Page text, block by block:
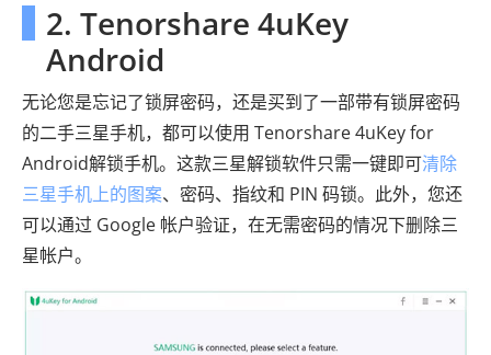
2. Tenorshare 4uKey
Android
无论您是忘记了锁屏密码，还是买到了一部带有锁屏密码
的二手三星手机，都可以使用 Tenorshare 4uKey for
Android解锁手机。这款三星解锁软件只需一键即可清除
三星手机上的图案、密码、指纹和 PIN 码锁。此外，您还
可以通过 Google 帐户验证，在无需密码的情况下删除三
星帐户。